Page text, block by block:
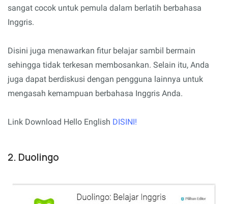
sangat cocok untuk pemula dalam berlatih berbahasa
Inggris.
Disini juga menawarkan fitur belajar sambil bermain
sehingga tidak terkesan membosankan. Selain itu, Anda
juga dapat berdiskusi dengan pengguna lainnya untuk
mengasah kemampuan berbahasa Inggris Anda.
Link Download Hello English DISINI!
2. Duolingo